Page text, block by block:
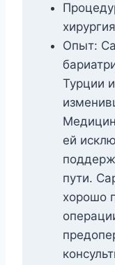
хирургия
Опыт:
Турции
ей
пути.
хорошо